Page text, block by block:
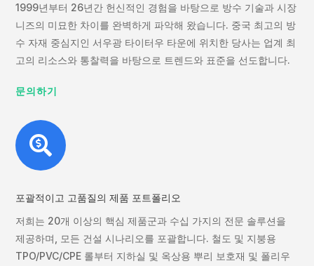
1999년부터 26년간 헌신적인 경험을 바탕으로 방수 기술과 시장
니즈의 미묘한 차이를 완벽하게 파악해 왔습니다. 중국 최고의 방
수 자재 중심지인 서우광 타이터우 타운에 위치한 당사는 업계 최
고의 리소스와 통찰력을 바탕으로 트렌드와 표준을 선도합니다.
문의하기

포괄적이고 고품질의 제품 포트폴리오
저희는 20개 이상의 핵심 제품군과 수십 가지의 전문 솔루션을
제공하며, 모든 건설 시나리오를 포괄합니다. 철도 및 지붕용
TPO/PVC/CPE 롤부터 지하실 및 옥상용 뿌리 보호재 및 폴리우